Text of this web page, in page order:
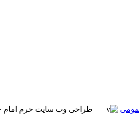
طراحی وب سایت حرم امام